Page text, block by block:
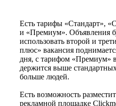
Есть тарифы «Стандарт»,
и «Премиум». Объявления
использовать второй и
плюс» вакансия
дня, с тарифом «Премиум»
держится выше
больше людей.
Есть возможность
рекламной площадке